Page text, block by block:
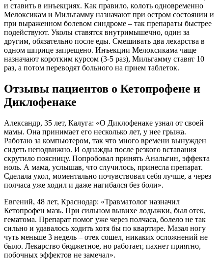
и ставить в инъекциях. Как правило, колоть одновременно
Мелоксикам и Мильгамму назначают при остром состоянии и
при выраженном болевом синдроме – так препараты быстрее
подействуют. Уколы ставятся внутримышечно, один за
другим, обязательно после еды. Смешивать два лекарства в
одном шприце запрещено. Инъекции Мелоксикама чаще
назначают коротким курсом (3-5 раз), Мильгамму ставят 10
раз, а потом переводят больного на прием таблеток.
Отзывы пациентов о Кетопрофене и
Диклофенаке
Александр, 35 лет, Калуга: «О Диклофенаке узнал от своей
мамы. Она принимает его несколько лет, у нее грыжа.
Работаю за компьютером, так что много времени вынужден
сидеть неподвижно. И однажды после резкого вставания
скрутило поясницу. Попробовал принять Анальгин, эффекта
ноль. А мама, услышав, что случилось, принесла препарат.
Сделала укол, моментально почувствовал себя лучше, а через
полчаса уже ходил и даже нагибался без боли».
Евгений, 48 лет, Краснодар: «Травматолог назначил
Кетопрофен мазь. При сильном вывихе лодыжки, был отек,
гематома. Препарат помог уже через полчаса, болело не так
сильно и удавалось ходить хотя бы по квартире. Мазал ногу
чуть меньше 3 недель – отек сошел, никаких осложнений не
было. Лекарство бюджетное, но работает, пахнет приятно,
побочных эффектов не замечал».